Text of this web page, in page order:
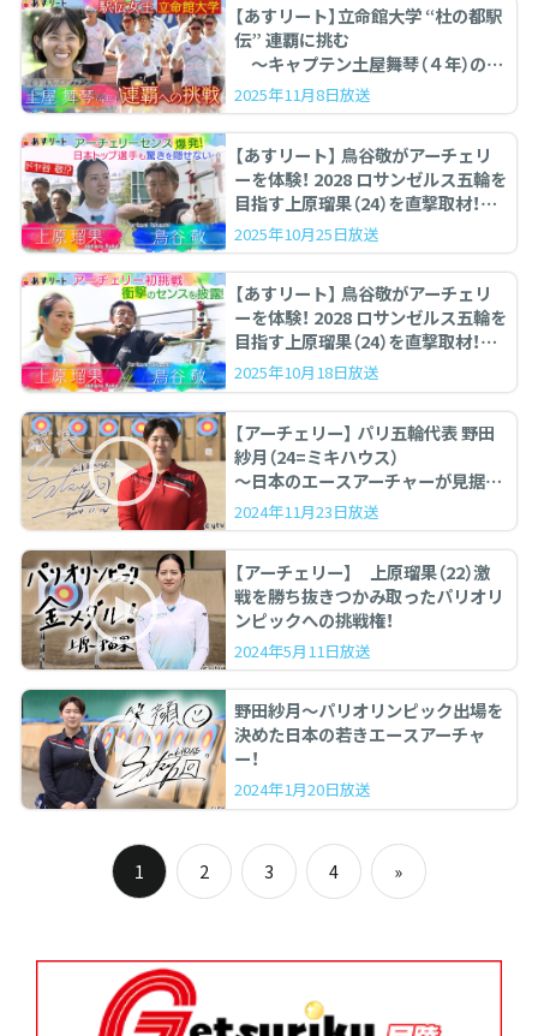
【あすリート】立命館大学 “杜の都駅
伝” 連覇に挑む
〜キャプテン土屋舞琴（４年）の覚
悟 〜
2025年11月8日放送
【あすリート】 鳥谷敬がアーチェリ
ーを体験！ 2028 ロサンゼルス五輪を
目指す上原瑠果（24）を直撃取材！
〈後編〉
2025年10月25日放送
【あすリート】 鳥谷敬がアーチェリ
ーを体験！ 2028 ロサンゼルス五輪を
目指す上原瑠果（24）を直撃取材！
〈前編〉
2025年10月18日放送
【アーチェリー】 パリ五輪代表 野田
紗月（24=ミキハウス）
〜日本のエースアーチャーが見据え
る未来〜
2024年11月23日放送
【アーチェリー】 上原瑠果（22）激
戦を勝ち抜きつかみ取ったパリオリ
ンピックへの挑戦権！
2024年5月11日放送
野田紗月～パリオリンピック出場を
決めた日本の若きエースアーチャ
ー！
2024年1月20日放送
ー
1 2 3 4 Next
Posts
»